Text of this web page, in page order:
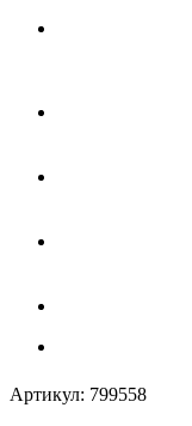
Артикул: 799558